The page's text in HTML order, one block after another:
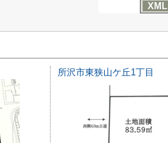
XML
所沢市東狭山ケ丘1丁目